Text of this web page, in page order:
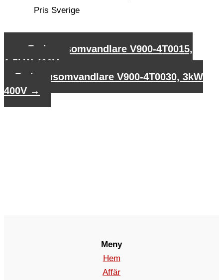
Frekvensomvandlare V900-4T0015,
1,5kW 400V
Frekvensomvandlare V900-4T0030, 3kW
400V →
Meny
Hem
Affär